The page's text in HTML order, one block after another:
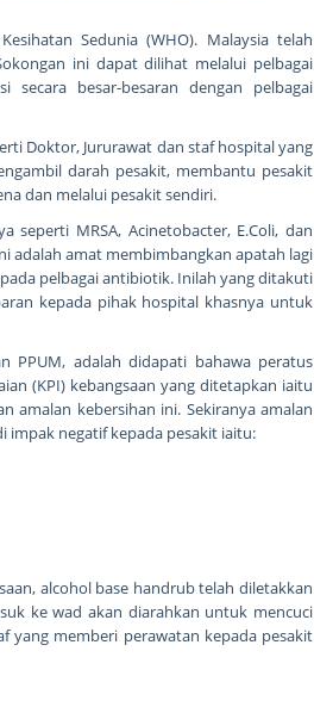
Sedunia (WHO). Malaysia telah
ini dapat dilihat melalui pelbagai
besar-besaran dengan pelbagai
Doktor, Jururawat dan staf hospital yang
darah pesakit, membantu pesakit
dan melalui pesakit sendiri.
seperti MRSA, Acinetobacter, E.Coli, dan
adalah amat membimbangkan apatah lagi
pelbagai antibiotik. Inilah yang ditakuti
kepada pihak hospital khasnya untuk
PPUM, adalah didapati bahawa peratus
(KPI) kebangsaan yang ditetapkan iaitu
amalan kebersihan ini. Sekiranya amalan
impak negatif kepada pesakit iaitu:
alcohol base handrub telah diletakkan
ke wad akan diarahkan untuk mencuci
yang memberi perawatan kepada pesakit